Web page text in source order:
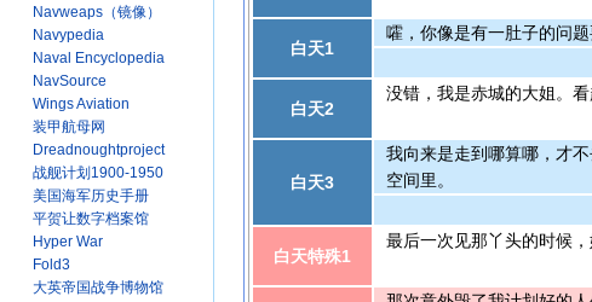
白天1
嚯，你像是有一肚子的问
白天2
没错，我是赤城的大姐。
白天3
我向来是走到哪算哪，才
空间里。
白天特殊1
最后一次见那丫头的时候
Navweaps（镜像）
Navypedia
Naval Encyclopedia
NavSource
Wings Aviation
装甲航母网
Dreadnoughtproject
战舰计划1900-1950
美国海军历史手册
平贺让数字档案馆
Hyper War
Fold3
大英帝国战争博物馆